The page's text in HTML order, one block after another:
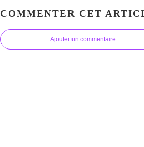
COMMENTER CET
Ajouter un commentaire